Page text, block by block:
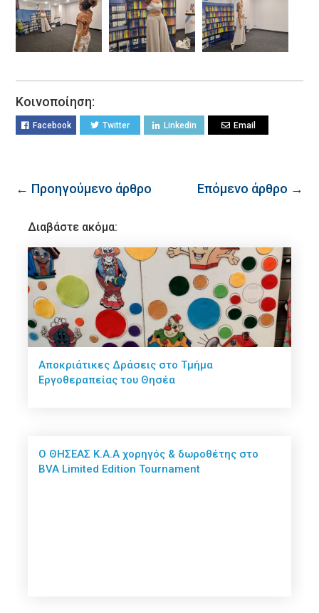
Κοινοποίηση:
Facebook Twitter Linkedin Email
← Προηγούμενο άρθρο Επόμενο άρθρο →
Διαβάστε ακόμα:
Αποκριάτικες Δράσεις στο Τμήμα
Εργοθεραπείας του Θησέα
Ο ΘΗΣΕΑΣ Κ.Α.Α χορηγός & δωροθέτης στο
BVA Limited Edition Tournament